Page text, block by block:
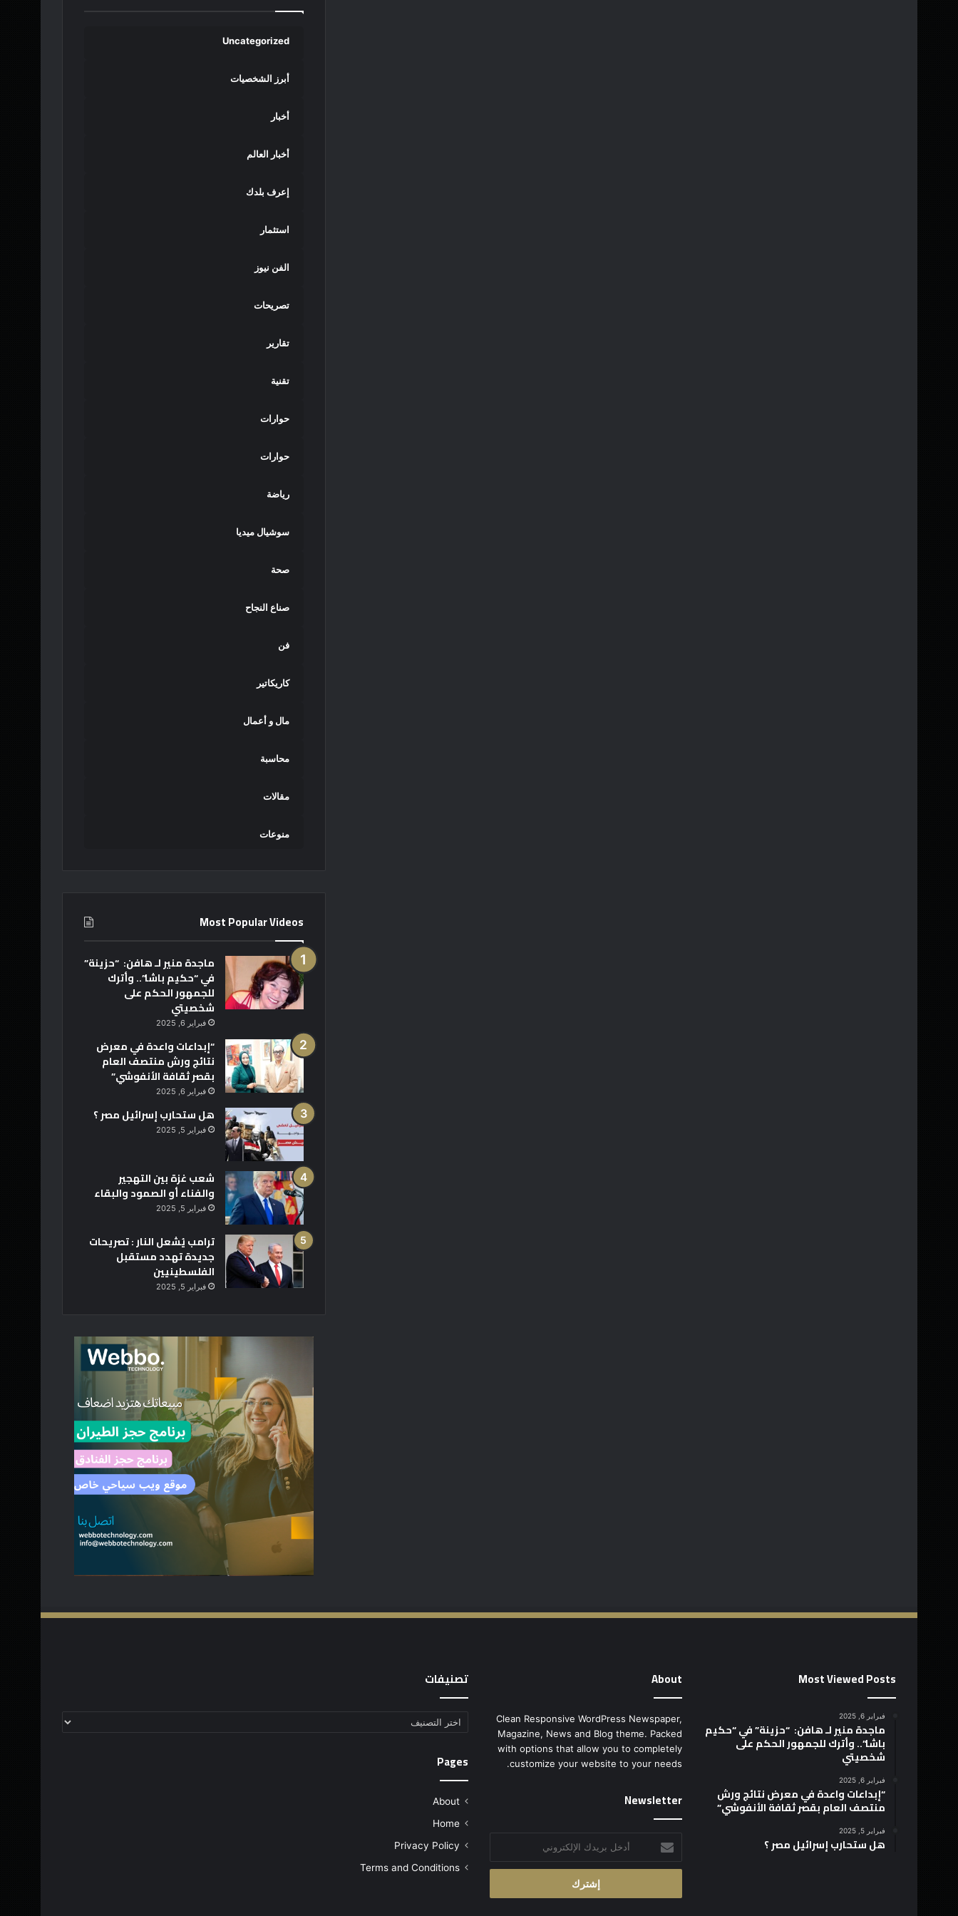
Uncategorized
أبرز الشخصيات
أخبار
أخبار العالم
إعرف بلدك
استثمار
الفن نيوز
تصريحات
تقارير
تقنية
حوارات
حوارات
رياضة
سوشيال ميديا
صحة
صناع النجاح
فن
كاريكاتير
مال و أعمال
محاسبة
مقالات
منوعات
Most Popular Videos
ماجدة منير لـ هافن: “حزينة”
في “حكيم باشا”.. وأترك
للجمهور الحكم على
شخصيتي
فبراير 6, 2025
“إبداعات واعدة في معرض
نتائج ورش منتصف العام
بقصر ثقافة الأنفوشي”
فبراير 6, 2025
هل ستحارب إسرائيل مصر ؟
فبراير 5, 2025
شعب غزة بين التهجير
والفناء أو الصمود والبقاء
فبراير 5, 2025
ترامب يُشعل النار : تصريحات
جديدة تهدد مستقبل
الفلسطينيين
فبراير 5, 2025
Most Viewed Posts
فبراير 6, 2025
ماجدة منير لـ هافن: “حزينة” في “حكيم
باشا”.. وأترك للجمهور الحكم على
شخصيتي
فبراير 6, 2025
“إبداعات واعدة في معرض نتائج ورش
منتصف العام بقصر ثقافة الأنفوشي”
فبراير 5, 2025
هل ستحارب إسرائيل مصر ؟
About
Clean Responsive WordPress Newspaper,
Magazine, News and Blog theme. Packed
with options that allow you to completely
customize your website to your needs.
Newsletter
بريدك
الإلكتروني
تصنيفات
تصنيفات
Pages
About
Home
Privacy Policy
Terms and Conditions